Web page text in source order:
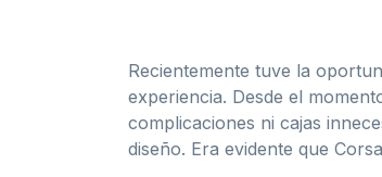
Recientemente tuve la
experiencia. Desde el
complicaciones ni cajas
diseño. Era evidente que